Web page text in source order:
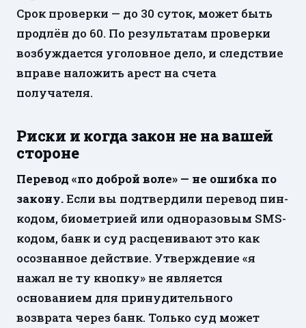
Срок проверки — до 30 суток, может быть
продлён до 60. По результатам проверки
возбуждается уголовное дело, и следствие
вправе наложить арест на счета
получателя.
Риски и когда закон не на вашей
стороне
Перевод «по доброй воле» — не ошибка по
закону.Если вы подтвердили перевод пин-
кодом, биометрией или одноразовым SMS-
кодом, банк и суд расценивают это как
осознанное действие. Утверждение «я
нажал не ту кнопку» не является
основанием для принудительного
возврата через банк. Только суд может